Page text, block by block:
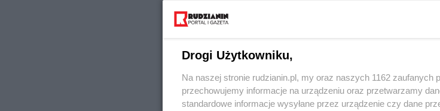
REKLAMA
Drogi Użytkowniku,
Na naszej stronie rudzianin.pl, my oraz naszych 1162 zaufanych
przechowujemy informacje na urządzeniu oraz przetwarzamy
standardowe informacje wysyłane przez urządzenie czy dane